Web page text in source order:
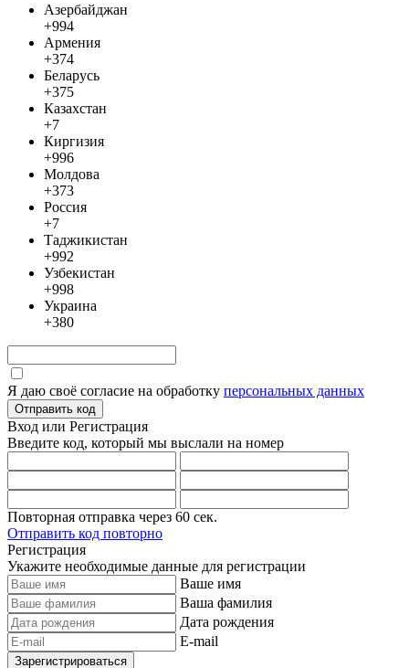
Азербайджан
+994
Армения
+374
Беларусь
+375
Казахстан
+7
Киргизия
+996
Молдова
+373
Россия
+7
Таджикистан
+992
Узбекистан
+998
Украина
+380
Я даю своё согласие на обработку персональных данных
Отправить код
Вход или Регистрация
Введите код, который мы выслали на номер
Повторная отправка через 60 сек.
Отправить код повторно
Регистрация
Укажите необходимые данные для регистрации
Ваше имя
Ваша фамилия
Дата рождения
E-mail
Зарегистрироваться